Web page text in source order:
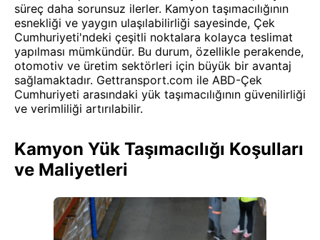
süreç daha sorunsuz ilerler. Kamyon taşımacılığının
esnekliği ve yaygın ulaşılabilirliği sayesinde, Çek
Cumhuriyeti'ndeki çeşitli noktalara kolayca teslimat
yapılması mümkündür. Bu durum, özellikle perakende,
otomotiv ve üretim sektörleri için büyük bir avantaj
sağlamaktadır. Gettransport.com ile ABD-Çek
Cumhuriyeti arasındaki yük taşımacılığının güvenilirliği
ve verimliliği artırılabilir.
Kamyon Yük Taşımacılığı Koşulları
ve Maliyetleri